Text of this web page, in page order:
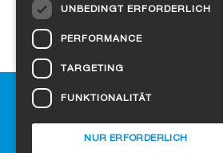
Hilfe
SIGA-Fachhändler finden
DANISH
UNBEDINGT ERFORDERLICH
PERFORMANCE
TARGETING
FUNKTIONALITÄT
NUR ERFORDERLICH